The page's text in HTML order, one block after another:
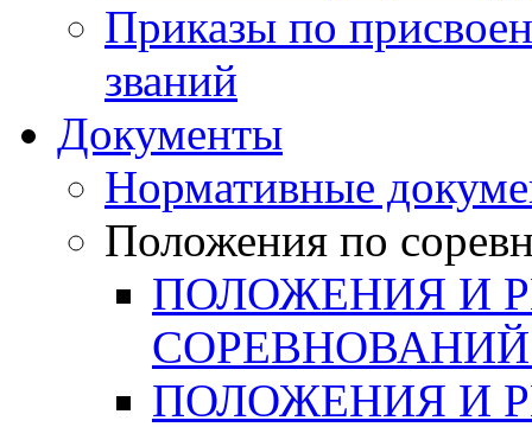
Приказы по
званий
Документы
Нормативные
Положения по
ПОЛОЖЕНИЯ И
СОРЕВНОВАНИЙ
ПОЛОЖЕНИЯ И